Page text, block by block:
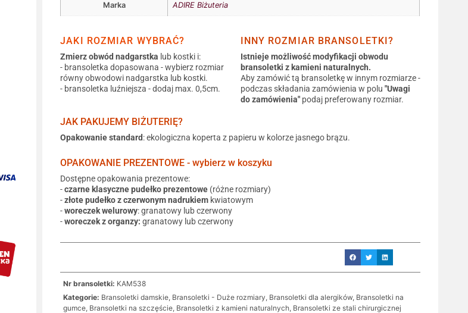
Marka ADIRE Biżuteria
JAKI ROZMIAR WYBRAĆ?
Zmierz obwód nadgarstka lub kostki i:
- bransoletka dopasowana - wybierz rozmiar
równy obwodowi nadgarstka lub kostki.
- bransoletka luźniejsza - dodaj max. 0,5cm.
INNY ROZMIAR BRANSOLETKI?
Istnieje możliwość modyfikacji obwodu
bransoletki z kamieni naturalnych.
Aby zamówić tą bransoletkę w innym rozmiarze -
podczas składania zamówienia w polu "Uwagi
do zamówienia"podaj preferowany rozmiar.
JAK PAKUJEMY BIŻUTERIĘ?
Opakowanie standard: ekologiczna koperta z papieru w kolorze jasnego brązu.
OPAKOWANIE PREZENTOWE - wybierz w koszyku
Dostępne opakowania prezentowe:
-czarne klasyczne pudełko prezentowe (różne rozmiary)
-złote pudełko z czerwonym nadrukiem kwiatowym
-woreczek welurowy: granatowy lub czerwony
-woreczek z organzy: granatowy lub czerwony
Nr bransoletki: KAM538
Kategorie: Bransoletki damskie Bransoletki - Duże rozmiary Bransoletki dla alergików Bransoletki na
gumce Bransoletki na szczęście Bransoletki z kamieni naturalnych Bransoletki ze stali chirurgicznej